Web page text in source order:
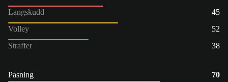
Langskudd
45
Volley
52
Straffer
38
Pasning
70